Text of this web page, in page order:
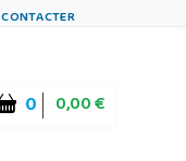
CONTACTER
0 0,00 €